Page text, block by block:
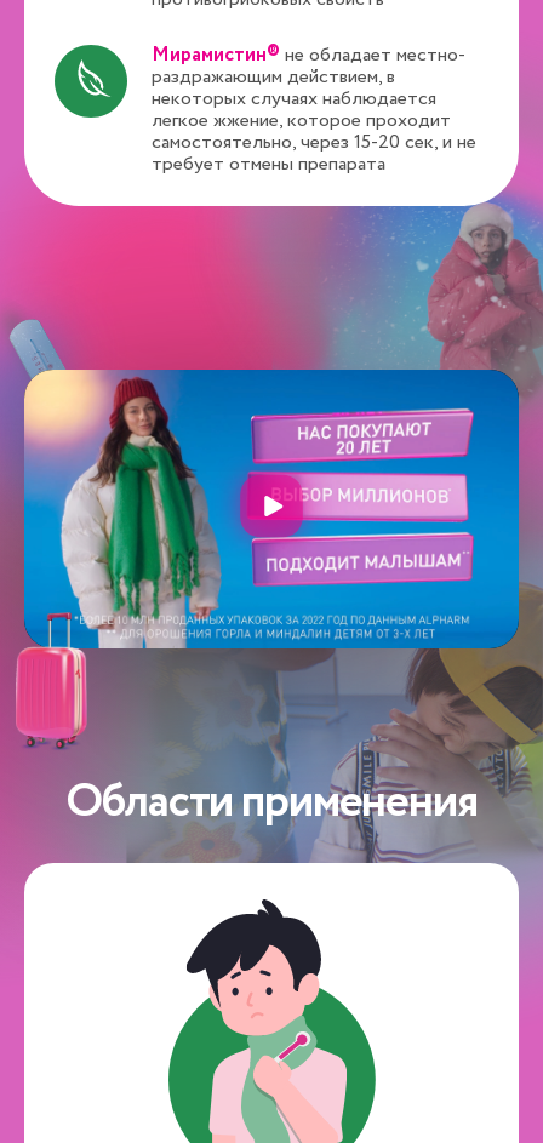
Мирамистин® не обладает местно-
раздражающим действием, в
некоторых случаях наблюдается
легкое жжение, которое проходит
самостоятельно, через 15-20 сек, и не
требует отмены препарата
Области применения